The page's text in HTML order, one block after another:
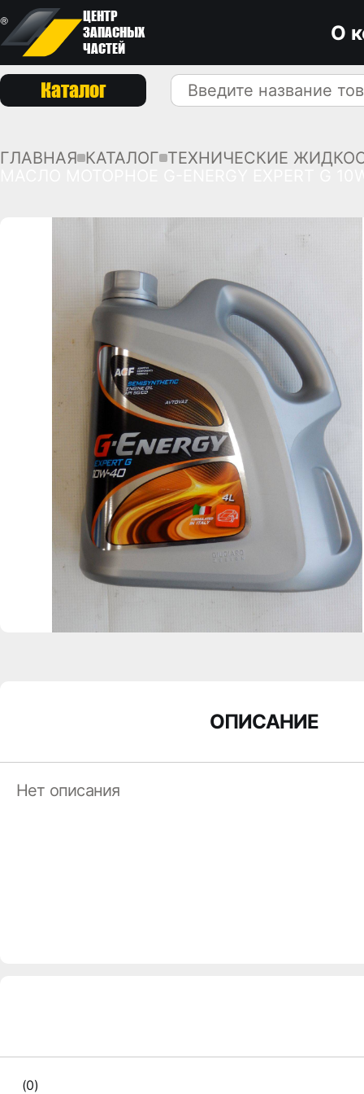
ЦЕНТР
ЗАПАСНЫХ
ЧАСТЕЙ
О
Каталог
ГЛАВНАЯ КАТАЛОГ ТЕХНИЧЕСКИЕ
ОПИСАНИЕ
Нет описания
(0)